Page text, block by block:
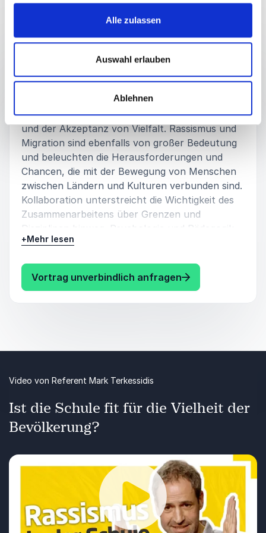
Alle zulassen
Auswahl erlauben
Ablehnen
:
Integration, Interkultur und Diversity sind
Schlüsselthemen in der heutigen Gesellschaft.
Sie betonen die Wichtigkeit des Verständnisses
und der Akzeptanz von Vielfalt. Rassismus und
Migration sind ebenfalls von großer Bedeutung
und beleuchten die Herausforderungen und
Chancen, die mit der Bewegung von Menschen
zwischen Ländern und Kulturen verbunden sind.
Kollaboration unterstreicht die Wichtigkeit des
Zusammenarbeitens über Grenzen und
Disziplinen hinweg. Psychologie und Pädagogik
bieten Einblicke in menschliches Verhalten und
für Entwicklung und Fortschritt darstellt. Politik
und Neoliberalismus schließlich werfen ein Licht
+Mehr lesen
Vortrag unverbindlich anfragen: Mark
Ist die Schule fit für die Vielheit der
Bevölkerung?
Video von Referent Mark Terkessidis
Ist das derzeitige Schulsystem in Deutschland
hinsichtlich der heutigen Normalität der
Einwanderung in Westeuropa überhaupt in der
Lage mit der Vielheit an kultureller Diversität
umzugehen? Und wieso ist Integration an Schulen